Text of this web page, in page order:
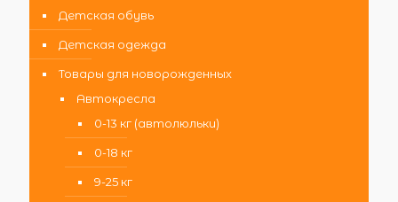
Детская обувь
Детская одежда
Товары для новорожденных
Автокресла
0-13 кг (автолюльки)
0-18 кг
9-25 кг